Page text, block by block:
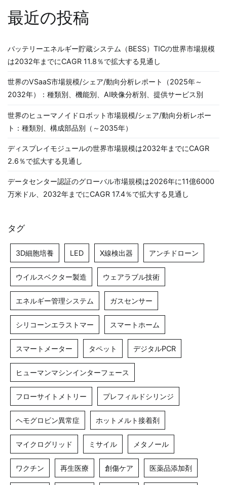
ン
最近の投稿
バッテリーエネルギー貯蔵システム（BESS）TICの世界市場規模
は2032年までにCAGR 11.8％で拡大する見通し
世界のVSaaS市場規模/シェア/動向分析レポート（2025年～
2032年）：種類別、機能別、AI映像分析別、提供サービス別
世界のヒューマノイドロボット市場規模/シェア/動向分析レポー
ト：種類別、構成部品別（～2035年）
ディスプレイモジュールの世界市場規模は2032年までにCAGR
2.6％で拡大する見通し
データセンター認証のグローバル市場規模は2026年に11億6000
万米ドル、2032年までにCAGR 17.4％で拡大する見通し
タグ
3D細胞培養 LED X線検出器 アンチドローン
ウイルスベクター製造 ウェアラブル技術
エネルギー管理システム ガスセンサー
シリコーンエラストマー スマートホーム
スマートメーター タペット デジタルPCR
ヒューマンマシンインターフェース
フローサイトメトリー プレフィルドシリンジ
ヘモグロビン異常症 ホットメルト接着剤
マイクログリッド ミサイル メタノール
ワクチン 再生医療 創傷ケア 医薬品添加剤